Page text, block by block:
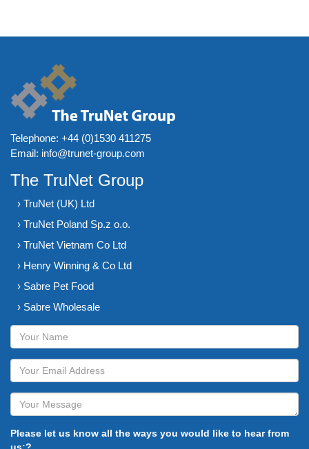
Telephone: +44 (0)1530 411275
Email: info@trunet-group.com
The TruNet Group
› TruNet (UK) Ltd
› TruNet Poland Sp.z o.o.
› TruNet Vietnam Co Ltd
› Henry Winning & Co Ltd
› Sabre Pet Food
› Sabre Wholesale
Please let us know all the ways you would like to hear from